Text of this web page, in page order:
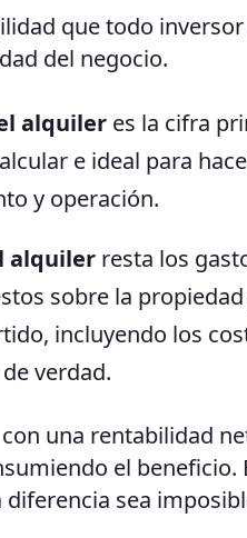
que todo
del negocio.
alquiler es la cifra
e ideal para
y operación.
alquiler resta los
sobre la
incluyendo los
verdad.
una rentabilidad
el
sea